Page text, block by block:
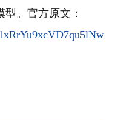
。官方原文：